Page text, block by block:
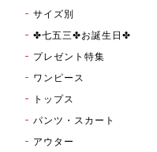
サイズ別
✤七五三✤お誕生日✤
プレゼント特集
ワンピース
トップス
パンツ・スカート
アウター